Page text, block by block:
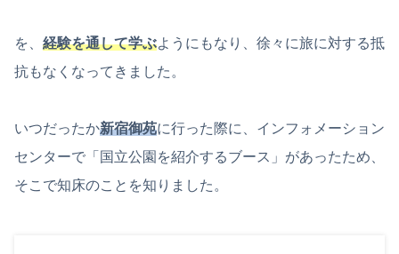
を、 経験を通して学ぶようにもなり、徐々に旅に対する抵
抗もなくなってきました。
いつだったか新宿御苑に行った際に、インフォメーション
センターで「国立公園を紹介するブース」があったため、
そこで知床のことを知りました。